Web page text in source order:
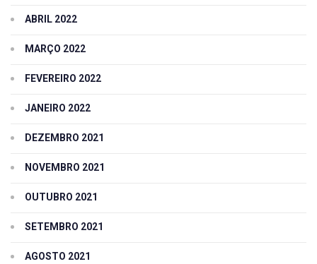
ABRIL 2022
MARÇO 2022
FEVEREIRO 2022
JANEIRO 2022
DEZEMBRO 2021
NOVEMBRO 2021
OUTUBRO 2021
SETEMBRO 2021
AGOSTO 2021